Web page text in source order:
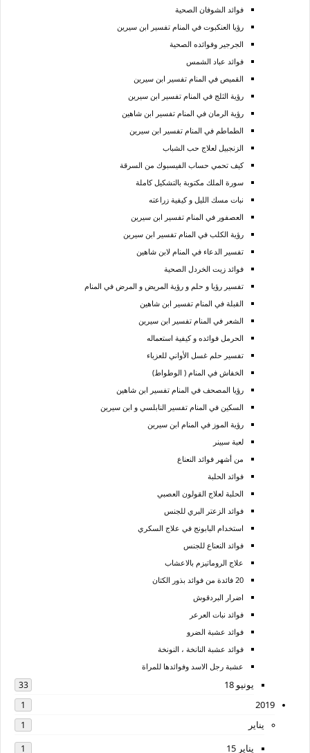
فوائد الشوفان الصحية
رؤيا العنكبوت في المنام تفسير ابن سيرين
الجرجير وفوائده الصحية
فوائد عباد الشمس
القميص في المنام تفسير ابن سيرين
رؤية الثلج في المنام تفسير ابن سيرين
رؤية الرمان في المنام تفسير ابن شاهين
الطماطم في المنام تفسير ابن سيرين
الزنجبيل لعلاج حب الشباب
كيف تحمي حساب الفيسبوك من السرقة
سورة الملك مكتوبة بالتشكيل كاملة
نبات مسك الليل و كيفية زراعته
العصفور في المنام تفسير ابن سيرين
رؤية الكلب في المنام تفسير ابن سيرين
تفسير الدعاء في المنام لابن شاهين
فوائد زيت الخردل الصحية
تفسير رؤيا و حلم و رؤية المريض و المرض في المنام
القبلة في المنام تفسير ابن شاهين
الشعر في المنام تفسير ابن سيرين
الحرمل فوائده و كيفية استعماله
تفسير حلم غسل الأواني للعزباء
الخفاش في المنام ( الوطواط)
رؤيا المصحف في المنام تفسير ابن شاهين
السكين في المنام تفسير النابلسي و ابن سيرين
رؤية الموز في المنام ابن سيرين
لعبة سبينر
من أشهر فوائد النعناع
فوائد الحلبة
الحلبة لعلاج القولون العصبي
فوائد الزعتر البري للجنس
استخدام البابونج في علاج السكري
فوائد النعناع للجنس
علاج الروماتيزم بالاعشاب
20 فائدة من فوائد بذور الكتان
اضرار البردقوش
فوائد نبات العرعر
فوائد عشبة الضرو
فوائد عشبة النانخة ، النونخة
عشبة رجل الاسد وفوائدها للمراة
يونيو 18 33
2019
1
يناير 1
يناير 15 1